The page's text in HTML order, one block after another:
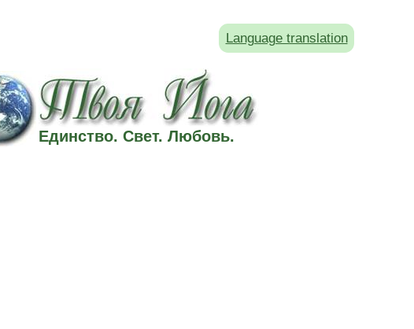
Language translation
Единство. Свет. Любовь.